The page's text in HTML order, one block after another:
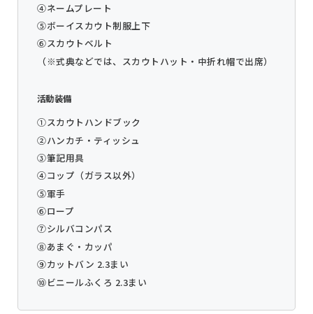
④ネームプレート
⑤ボーイスカウト制服上下
⑥スカウトベルト
（※式典などでは、スカウトハット・中折れ帽で出席）
活動装備
①スカウトハンドブック
②ハンカチ・ティッシュ
③筆記用具
④コップ（ガラス以外）
⑤軍手
⑥ロープ
⑦シルバコンパス
⑧あまぐ・カッパ
⑨カットバン 2.3まい
⑩ビニールふくろ 2.3まい